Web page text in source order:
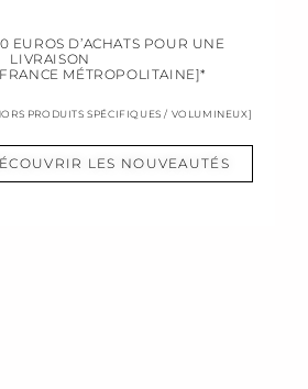
EUROS D’ACHATS POUR UNE
LIVRAISON
MÉTROPOLITAINE]*
PRODUITS SPÉCIFIQUES / VOLUMINEUX]
LES NOUVEAUTÉS